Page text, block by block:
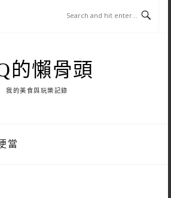
的懶骨頭
我的美食與玩樂記錄
當